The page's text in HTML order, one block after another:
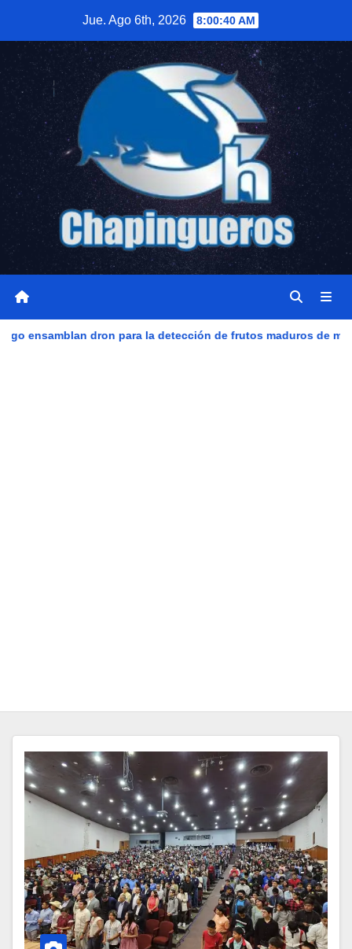
contenido
Jue. Ago 6th, 2026 8:00:42 AM
para la detección de frutos maduros de mango